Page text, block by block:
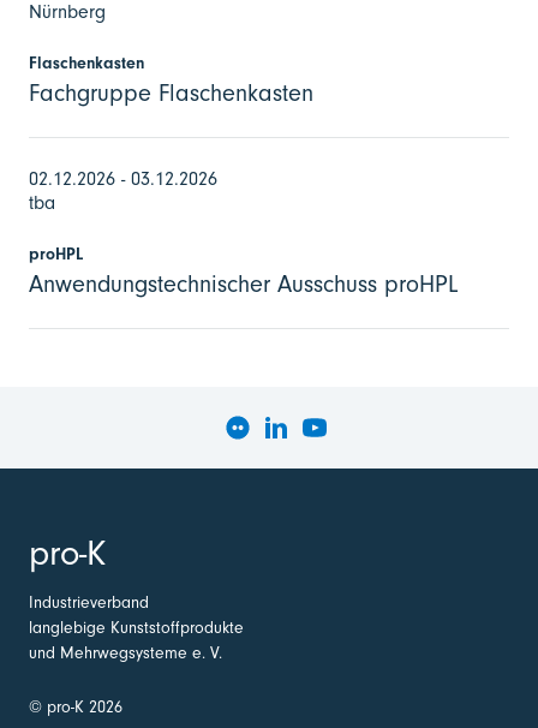
Nürnberg
Flaschenkasten
Fachgruppe Flaschenkasten
02.12.2026 - 03.12.2026
tba
proHPL
Anwendungstechnischer Ausschuss proHPL
pro-K
Industrieverband
langlebige Kunststoffprodukte
und Mehrwegsysteme e. V.
© pro-K 2026